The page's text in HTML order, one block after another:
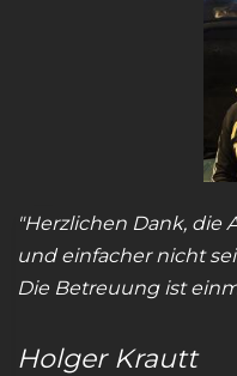
"Herzlichen Dank, die
und einfacher nicht
Die Betreuung ist
Holger Krautt